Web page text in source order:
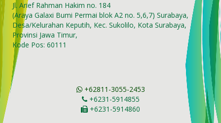
Jl. Arief Rahman Hakim no. 184
(Araya Galaxi Bumi Permai blok A2 no. 5,6,7) Surabaya,
Desa/Kelurahan Keputih, Kec. Sukolilo, Kota Surabaya,
Provinsi Jawa Timur,
Kode Pos: 60111
+62811-3055-2453
+6231-5914855
+6231-5914860